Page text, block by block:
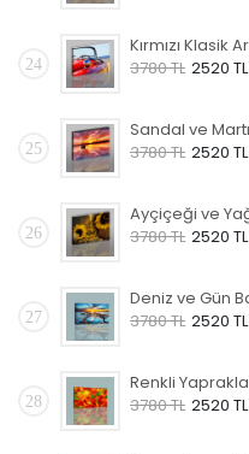
24
3780 TL 2520 TL
25
3780 TL 2520 TL
26
3780 TL 2520 TL
27
3780 TL 2520 TL
28
3780 TL 2520 TL